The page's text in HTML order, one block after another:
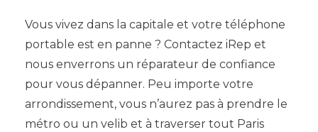
Vous vivez dans la capitale et votre téléphone
portable est en panne ? Contactez iRep et
nous enverrons un réparateur de confiance
pour vous dépanner. Peu importe votre
arrondissement, vous n’aurez pas à prendre le
métro ou un velib et à traverser tout Paris